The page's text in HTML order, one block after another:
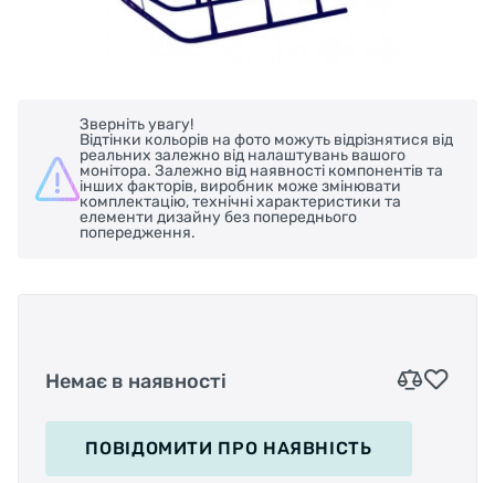
Зверніть увагу!
Відтінки кольорів на фото можуть відрізнятися від
реальних залежно від налаштувань вашого
монітора. Залежно від наявності компонентів та
інших факторів, виробник може змінювати
комплектацію, технічні характеристики та
елементи дизайну без попереднього
попередження.
Немає в наявності
ПОВІДОМИТИ ПРО НАЯВНІСТЬ